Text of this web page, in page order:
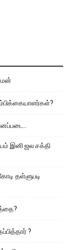
இனி ஜல சக்தி
தள்ளுபடி
?